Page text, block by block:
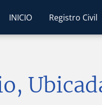
INICIO Registro Civil